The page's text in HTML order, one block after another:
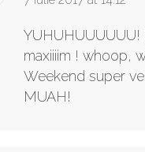
maxiiiim ! whoop,
Weekend super
MUAH!